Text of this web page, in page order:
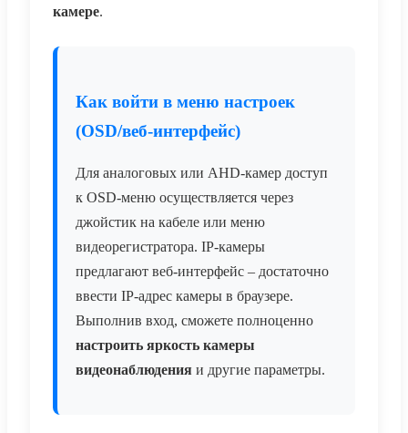
камере.
Как войти в меню настроек
(OSD/веб-интерфейс)
Для аналоговых или AHD-камер доступ
к OSD-меню осуществляется через
джойстик на кабеле или меню
видеорегистратора. IP-камеры
предлагают веб-интерфейс – достаточно
ввести IP-адрес камеры в браузере.
Выполнив вход, сможете полноценно
настроить яркость камеры
видеонаблюдения и другие параметры.